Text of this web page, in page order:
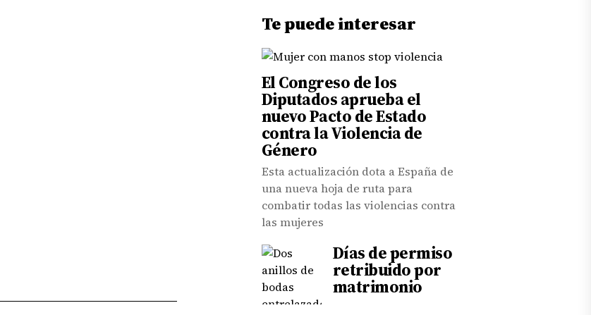
Te puede interesar
El Congreso de los
Diputados aprueba el
nuevo Pacto de Estado
contra la Violencia de
Género
Esta actualización dota a España de
una nueva hoja de ruta para
combatir todas las violencias contra
las mujeres
Días de permiso
retribuido por
matrimonio